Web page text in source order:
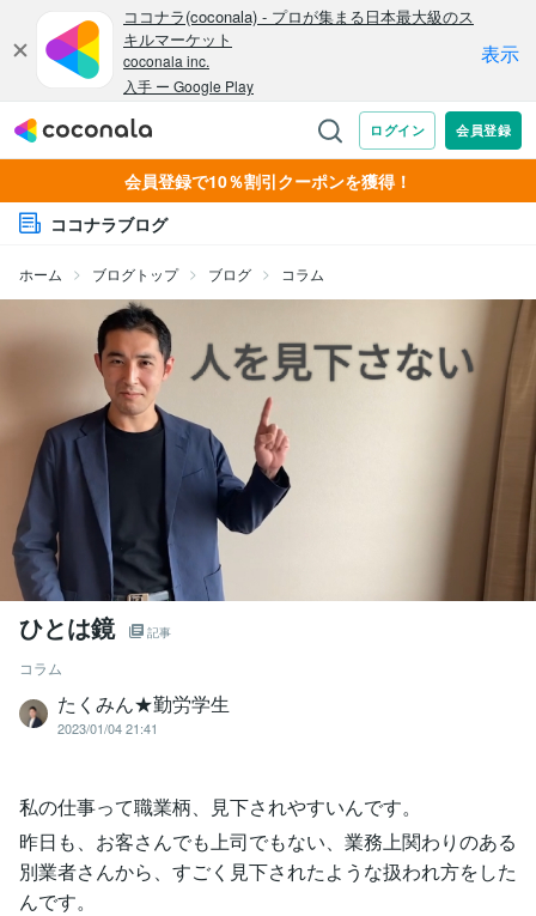
会員登録で10％割引クーポンを獲得！
ココナラブログ
ホーム ブログトップ ブログ コラム
ひとは鏡 記事
コラム
たくみん★勤労学生
2023/01/04 21:41
私の仕事って職業柄、見下されやすいんです。
昨日も、お客さんでも上司でもない、業務上関わりのある
別業者さんから、すごく見下されたような扱われ方をした
んです。